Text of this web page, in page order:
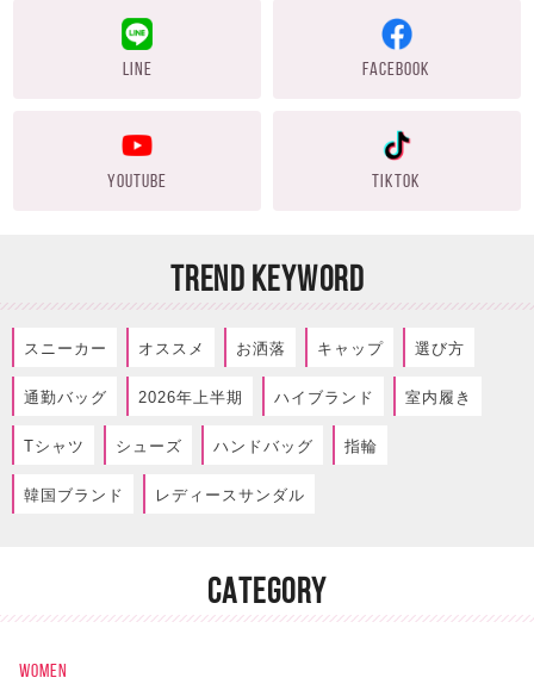
LINE FACEBOOK
YOUTUBE TIKTOK
TREND KEYWORD
スニーカー オススメ お洒落 キャップ 選び方
通勤バッグ 2026年上半期 ハイブランド 室内履き
Tシャツ シューズ ハンドバッグ 指輪
韓国ブランド レディースサンダル
CATEGORY
WOMEN